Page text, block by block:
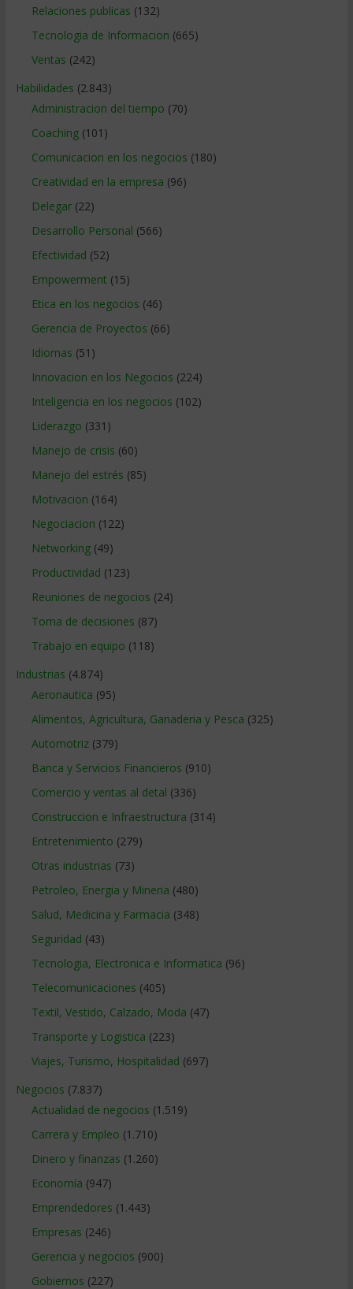
Relaciones publicas (132)
Tecnologia de Informacion (665)
Ventas (242)
Habilidades (2.843)
Administracion del tiempo (70)
Coaching(101)
Comunicacion en los negocios (180)
Creatividad en la empresa (96)
Delegar(22)
Desarrollo Personal (566)
Efectividad (52)
Empowerment (15)
Etica en los negocios (46)
Gerencia de Proyectos (66)
Idiomas (51)
Innovacion en los Negocios (224)
Inteligencia en los negocios (102)
Liderazgo (331)
Manejo de crisis (60)
Manejo del estrés (85)
Motivacion (164)
Negociacion (122)
Networking(49)
Productividad (123)
Reuniones de negocios (24)
Toma de decisiones (87)
Trabajo en equipo (118)
Industrias (4.874)
Aeronautica (95)
Alimentos, Agricultura, Ganaderia y Pesca (325)
Automotriz(379)
Banca y Servicios Financieros (910)
Comercio y ventas al detal (336)
Construccion e Infraestructura (314)
Entretenimiento (279)
Otras industrias (73)
Petroleo, Energia y Mineria (480)
Salud, Medicina y Farmacia (348)
Seguridad (43)
Tecnologia, Electronica e Informatica (96)
Telecomunicaciones (405)
Textil, Vestido, Calzado, Moda (47)
Transporte y Logistica (223)
Viajes, Turismo, Hospitalidad (697)
Negocios (7.837)
Actualidad de negocios (1.519)
Carrera y Empleo (1.710)
Dinero y finanzas (1.260)
Economía (947)
Emprendedores (1.443)
Empresas (246)
Gerencia y negocios (900)
Gobiernos (227)